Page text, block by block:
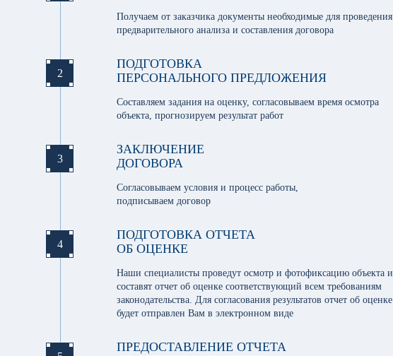
Получаем от заказчика документы необходимые для проведения
предварительного анализа и составления договора
2
ПОДГОТОВКА
ПЕРСОНАЛЬНОГО ПРЕДЛОЖЕНИЯ
Составляем задания на оценку, согласовываем время осмотра
объекта, прогнозируем результат работ
3
ЗАКЛЮЧЕНИЕ
ДОГОВОРА
Согласовываем условия и процесс работы,
подписываем договор
4
ПОДГОТОВКА ОТЧЕТА
ОБ ОЦЕНКЕ
Наши специалисты проведут осмотр и фотофиксацию объекта и
составят отчет об оценке соответствующий всем требованиям
законодательства. Для согласования результатов отчет об оценке
будет отправлен Вам в электронном виде
ПРЕДОСТАВЛЕНИЕ ОТЧЕТА